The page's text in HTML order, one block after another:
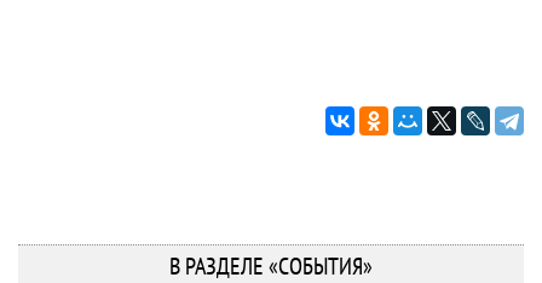
В РАЗДЕЛЕ «СОБЫТИЯ»